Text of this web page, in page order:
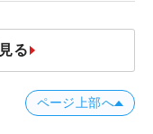
る
ページ上部へ